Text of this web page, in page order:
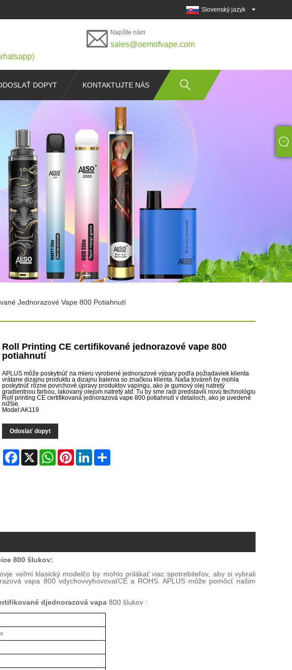
Slovenský jazyk
Napíšte nám
sales@oemofvape.com
DOPYT KONTAKTUJTE NÁS
Jednorazové Vape 800 Potiahnutí
Roll Printing CE certifikované jednorazové vape 800
potiahnutí
APLUS môže poskytnúť na mieru vyrobené jednorazové výpary podľa požiadaviek klienta
vrátane dizajnu produktu a dizajnu balenia so značkou klienta. Naša továreň by mohla
poskytnúť rôzne povrchové úpravy produktov vapingu, ako je gumový olej natretý
gradientnou farbou, lakovaný olejom natretý atď. Tu by sme radi predstavili novú technológiu
Roll printing CE certifikovaná jednorazová vape 800 potiahnutí v detailoch, ako je uvedené
nižšie.
Model:AK119
Odoslať dopyt
Facebook WhatsAppPinterestLinkedIn
800 šlukov:
je veľmi klasický modelčo by mohlo prilákať viac spotrebiteľov, aby si vybrali
vapa 800 vdychovvyhovovaťCE a ROHS. APLUS môže pomôcť našim
djednorazová vapa 800 šlukov :